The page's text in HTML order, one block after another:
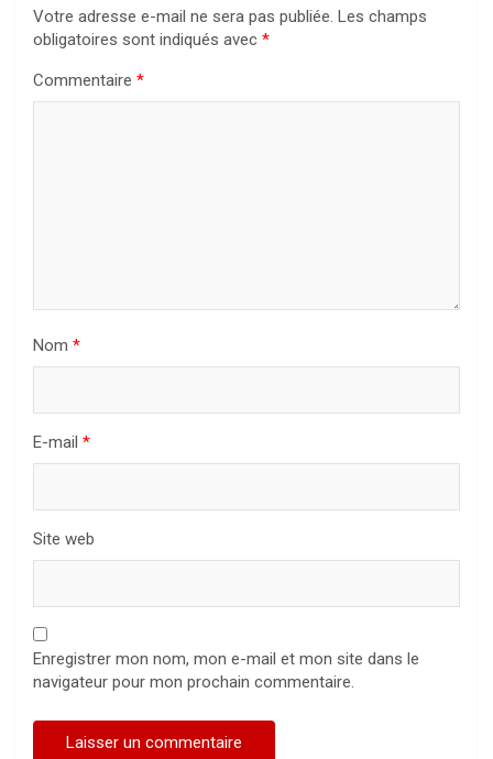
Votre adresse e-mail ne sera pas publiée. Les champs
obligatoires sont indiqués avec *
Commentaire *
Nom *
E-mail *
Site web
Enregistrer mon nom, mon e-mail et mon site dans le
navigateur pour mon prochain commentaire.